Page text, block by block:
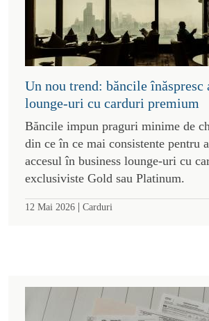
Un nou trend: băncile înăspresc
lounge-uri cu carduri premium
Băncile impun praguri minime de
din ce în ce mai consistente pentru
accesul în business lounge-uri cu
exclusiviste Gold sau Platinum.
12 Mai 2026 | Carduri